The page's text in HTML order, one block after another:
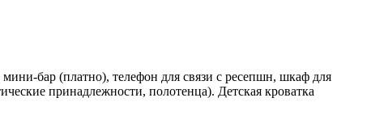
бар (платно), телефон для связи с ресепшн, шкаф для
принадлежности, полотенца). Детская кроватка